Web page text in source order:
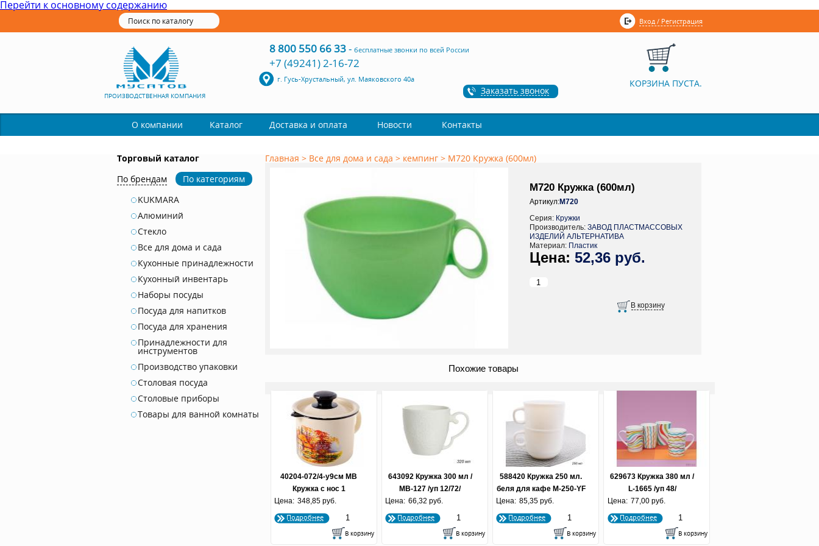
Перейти к основному содержанию
Вход / Регистрация
ПРОИЗВОДСТВЕННАЯ КОМПАНИЯ
8 800 550 66 33- бесплатные звонки по всей России
+7 (49241) 2-16-72
г. Гусь-Хрустальный, ул. Маяковского 40а
Заказать звонок
КОРЗИНА ПУСТА.
О компании Каталог Доставка и оплата Новости Контакты
Торговый каталог
По брендам
По категориям
KUKMARA
Алюминий
Стекло
Все для дома и сада
Кухонные принадлежности
Кухонный инвентарь
Наборы посуды
Посуда для напитков
Посуда для хранения
Принадлежности для
инструментов
Производство упаковки
Столовая посуда
Столовые приборы
Товары для ванной комнаты
Главная > Все для дома и сада > кемпинг > М720 Кружка (600мл)
М720 Кружка (600мл)
Артикул:М720
Серия: Кружки
Производитель: ЗАВОД ПЛАСТМАССОВЫХ
ИЗДЕЛИЙ АЛЬТЕРНАТИВА
Материал: Пластик
52,36 руб.
Похожие товары
40204-072/4-у9см МВ
Кружка с нос 1
Цена: 348,85 руб.
Подробнее
643092 Кружка 300 мл /
MB-127 /уп 12/72/
Цена: 66,32 руб.
Подробнее
588420 Кружка 250 мл.
беля для кафе М-250-YF
(по 72 шт.)
Цена: 85,35 руб.
Подробнее
629673 Кружка 380 мл /
L-1665 /уп 48/
Цена: 77,00 руб.
Подробнее